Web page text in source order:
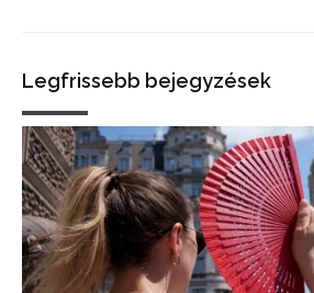
Legfrissebb bejegyzések